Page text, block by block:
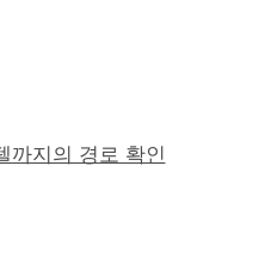
까지의 경로 확인